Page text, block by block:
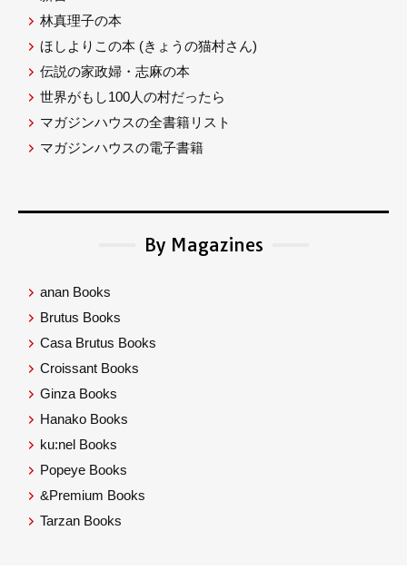
林真理子の本
ほしよりこの本 (きょうの猫村さん)
伝説の家政婦・志麻の本
世界がもし100人の村だったら
マガジンハウスの全書籍リスト
マガジンハウスの電子書籍
By Magazines
anan Books
Brutus Books
Casa Brutus Books
Croissant Books
Ginza Books
Hanako Books
ku:nel Books
Popeye Books
&Premium Books
Tarzan Books